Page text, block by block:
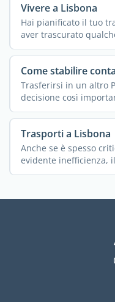
Vivere a Lisbona
Hai pianificato il tuo
aver trascurato
Come stabilire
Trasferirsi in un altro
decisione così
Trasporti a Lisbona
Anche se è spesso
evidente inefficienza,